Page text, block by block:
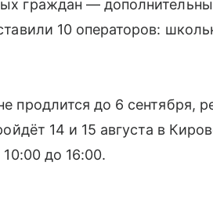
граждан —
10 операторов:
продлится до 6 сентября,
14 и 15 августа в
до 16:00.